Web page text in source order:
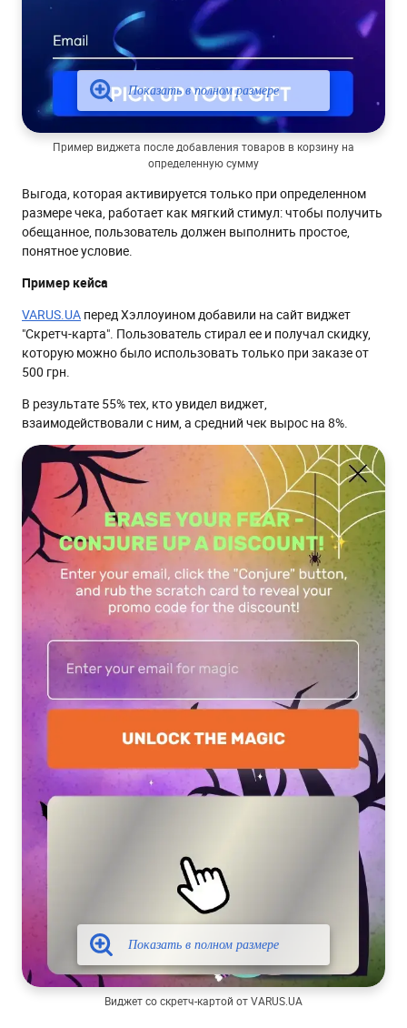
Пример виджета после добавления товаров в корзину на
определенную сумму
Выгода, которая активируется только при определенном
размере чека, работает как мягкий стимул: чтобы получить
обещанное, пользователь должен выполнить простое,
понятное условие.
Пример кейса
VARUS.UA перед Хэллоуином добавили на сайт виджет
"Скретч-карта". Пользователь стирал ее и получал скидку,
которую можно было использовать только при заказе от
500 грн.
В результате 55% тех, кто увидел виджет,
взаимодействовали с ним, а средний чек вырос на 8%.
Виджет со скретч-картой от VARUS.UA